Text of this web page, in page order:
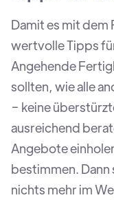
Damit es mit dem
wertvolle Tipps
Angehende
sollten, wie alle
− keine
ausreichend
Angebote
bestimmen.
nichts mehr im